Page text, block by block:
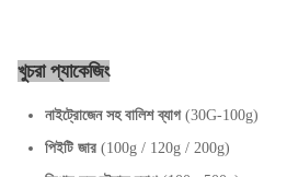
খুচরা প্যাকেজিং
নাইট্রোজেন সহ বালিশ ব্যাগ(30G-100g)
পিইটি জার (100g / 120g / 200g)